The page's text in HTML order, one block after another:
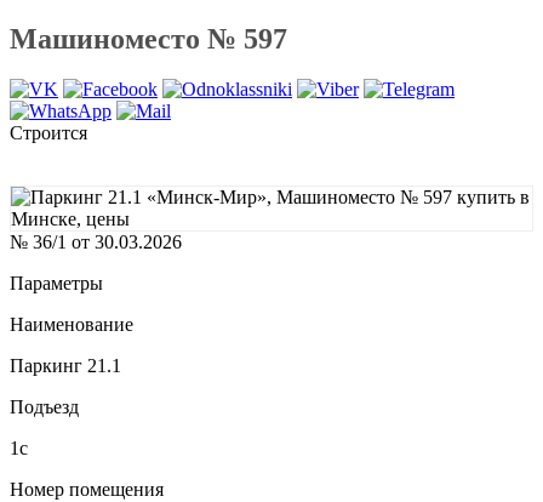
Машиноместо № 597
Строится
№ 36/1 от 30.03.2026
Параметры
Наименование
Паркинг 21.1
Подъезд
1с
Номер помещения